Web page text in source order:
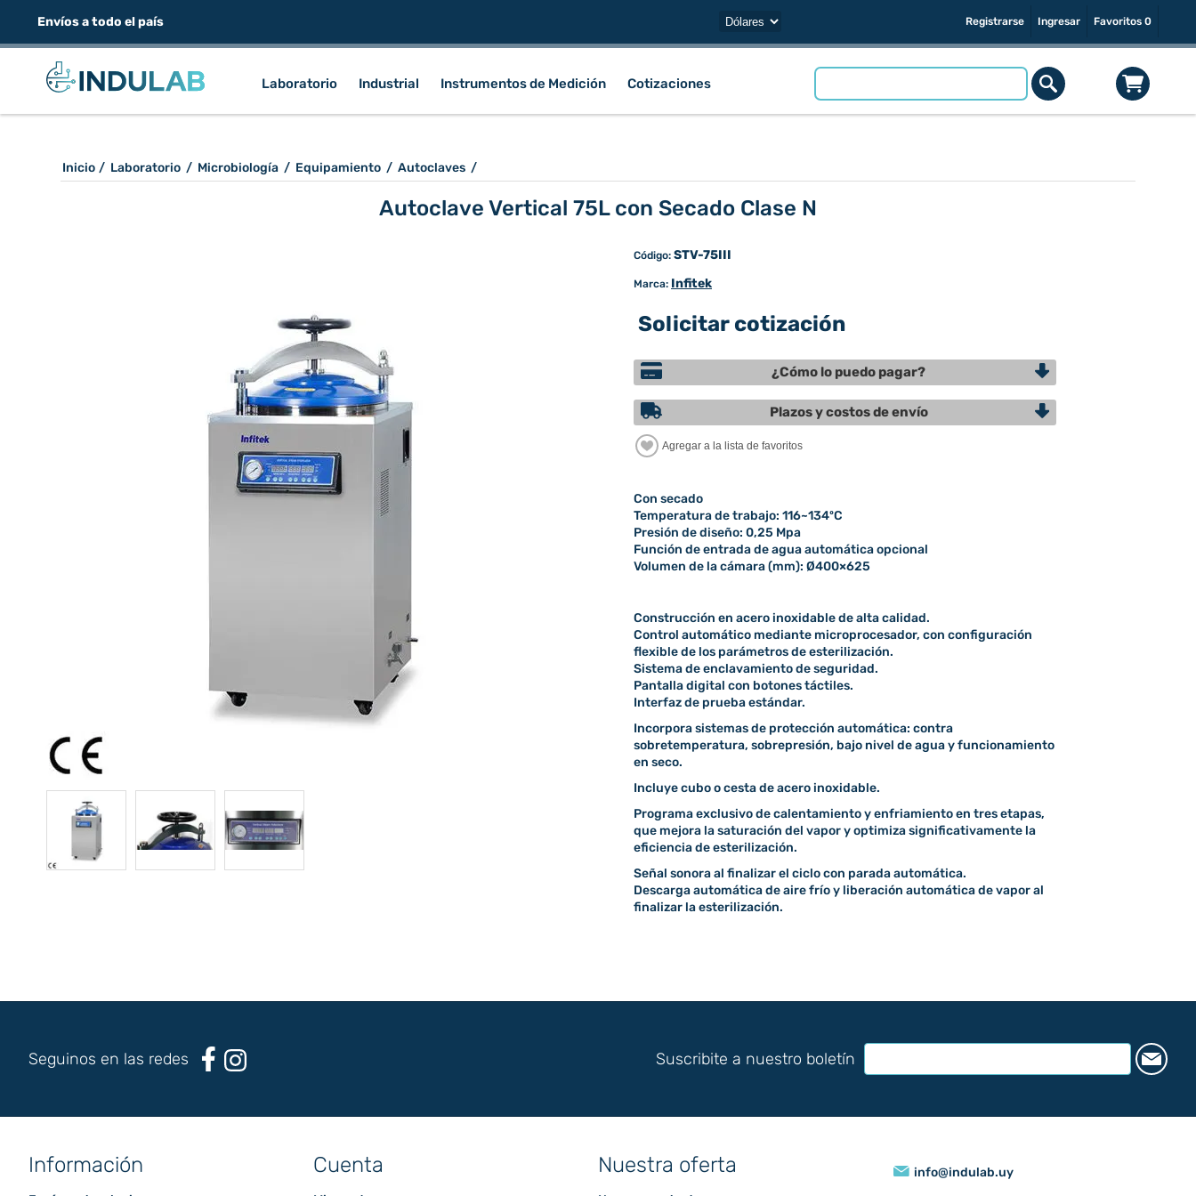
Envíos a todo el país Registrarse Ingresar Favoritos 0
Laboratorio Industrial Instrumentos de Medición Cotizaciones
Inicio / Laboratorio / Microbiología / Equipamiento / Autoclaves /
Autoclave Vertical 75L con Secado Clase N
Código: STV-75III
Marca: Infitek
Solicitar cotización
¿Cómo lo puedo pagar?
Plazos y costos de envío
Con secado
Temperatura de trabajo: 116~134ºC
Presión de diseño: 0,25 Mpa
Función de entrada de agua automática opcional
Volumen de la cámara (mm): Ø400×625
Construcción en acero inoxidable de alta calidad.
Control automático mediante microprocesador, con configuración
flexible de los parámetros de esterilización.
Sistema de enclavamiento de seguridad.
Pantalla digital con botones táctiles.
Interfaz de prueba estándar.
Incorpora sistemas de protección automática: contra
sobretemperatura, sobrepresión, bajo nivel de agua y funcionamiento
en seco.
Incluye cubo o cesta de acero inoxidable.
Programa exclusivo de calentamiento y enfriamiento en tres etapas,
que mejora la saturación del vapor y optimiza significativamente la
eficiencia de esterilización.
Señal sonora al finalizar el ciclo con parada automática.
Descarga automática de aire frío y liberación automática de vapor al
finalizar la esterilización.
Seguinos en las redes Suscribite a nuestro boletín
Información Cuenta Nuestra oferta info@indulab.uy